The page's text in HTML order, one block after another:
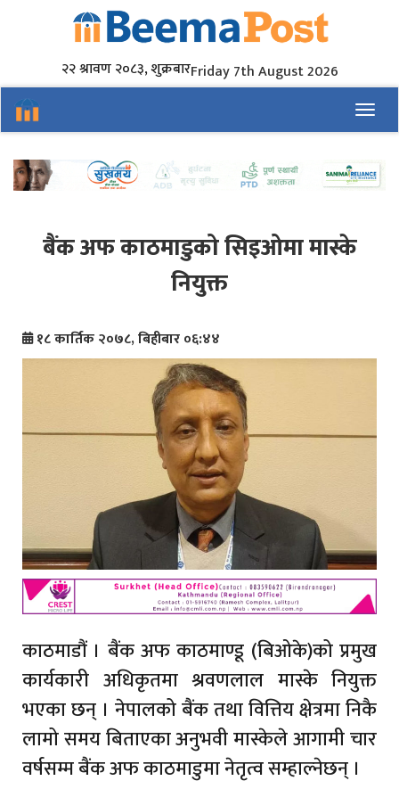
२२ श्रावण २०८३, शुक्रबारFriday 7th August 2026
बैंक अफ काठमाडुको सिइओमा मास्के
नियुक्त
१८ कार्तिक २०७८, बिहीबार ०६:४४
काठमाडौं । बैंक अफ काठमाण्डू (बिओके)को प्रमुख
कार्यकारी अधिकृतमा श्रवणलाल मास्के नियुक्त
भएका छन् । नेपालको बैंक तथा वित्तिय क्षेत्रमा निकै
लामो समय बिताएका अनुभवी मास्केले आगामी चार
वर्षसम्म बैंक अफ काठमाडुमा नेतृत्व सम्हाल्नेछन् ।